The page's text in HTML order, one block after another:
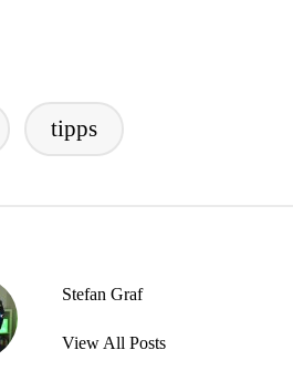
tipps
Stefan Graf
View All Posts